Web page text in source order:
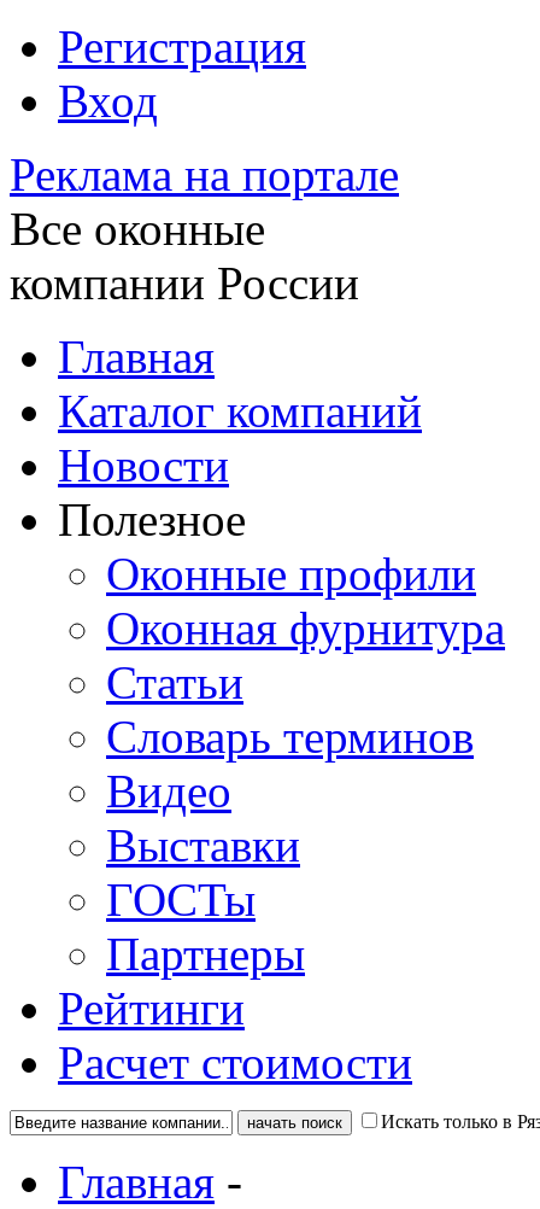
Регистрация
Вход
Реклама на портале
Все оконные
компании России
Главная
Каталог компаний
Новости
Полезное
Оконные профили
Оконная фурнитура
Статьи
Словарь терминов
Видео
Выставки
ГОСТы
Партнеры
Рейтинги
Расчет стоимости
Искать только в
Главная -